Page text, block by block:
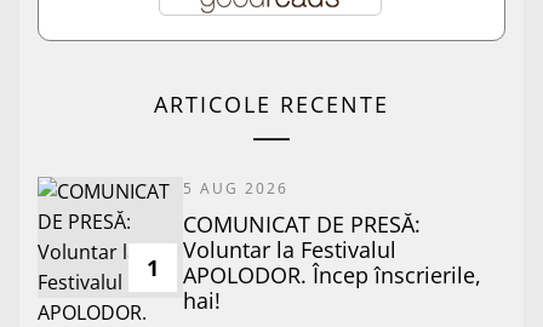
ARTICOLE RECENTE
1
5 AUG 2026
COMUNICAT DE PRESĂ:
Voluntar la Festivalul
APOLODOR. Încep înscrierile,
hai!